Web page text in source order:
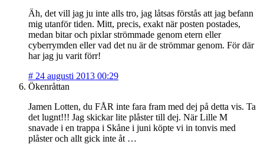
Äh, det vill jag ju inte alls tro, jag låtsas förstås att jag befann
mig utanför tiden. Mitt, precis, exakt när posten postades,
medan bitar och pixlar strömmade genom etern eller
cyberrymden eller vad det nu är de strömmar genom. För där
har jag ju varit förr!
# 24 augusti 2013 00:29
Ökenråttan
Jamen Lotten, du FÅR inte fara fram med dej på detta vis. Ta
det lugnt!!! Jag skickar lite plåster till dej. När Lille M
snavade i en trappa i Skåne i juni köpte vi in tonvis med
plåster och allt gick inte åt …